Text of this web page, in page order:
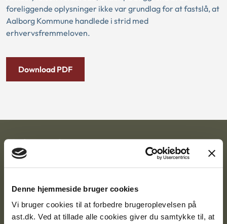
Denne hjemmeside bruger cookies
Vi bruger cookies til at forbedre brugeroplevelsen på
ast.dk. Ved at tillade alle cookies giver du samtykke til, at
foreliggende oplysninger ikke var grundlag for at fastslå, at
Aalborg Kommune handlede i strid med
erhvervsfremmeloven.
Download PDF
Ankestyrelsen
Nytorv 7, 2. sal